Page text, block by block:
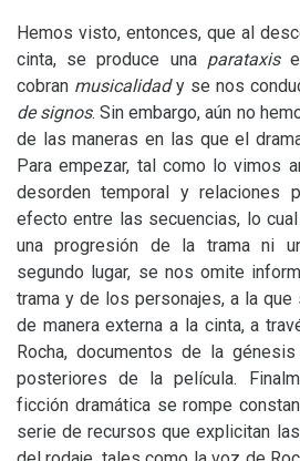
Hemos visto, entonces, que al
cinta, se produce una parataxis
cobran musicalidady se nos
de signos. Sin embargo, aún no
de las maneras en las que el
Para empezar, tal como lo vimos
desorden temporal y relaciones
efecto entre las secuencias, lo
una progresión de la trama ni
segundo lugar, se nos omite
trama y de los personajes, a la
de manera externa a la cinta, a
Rocha, documentos de la
posteriores de la película.
ficción dramática se rompe
serie de recursos que explicitan